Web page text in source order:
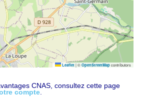
Leaflet |© OpenStreetMap contributors
CNAS, consultez cette page
compte